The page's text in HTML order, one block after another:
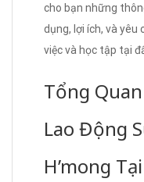
cho bạn những
dụng, lợi ích, và yêu
việc và học tập tại
Tổng
Lao Động
H’mong